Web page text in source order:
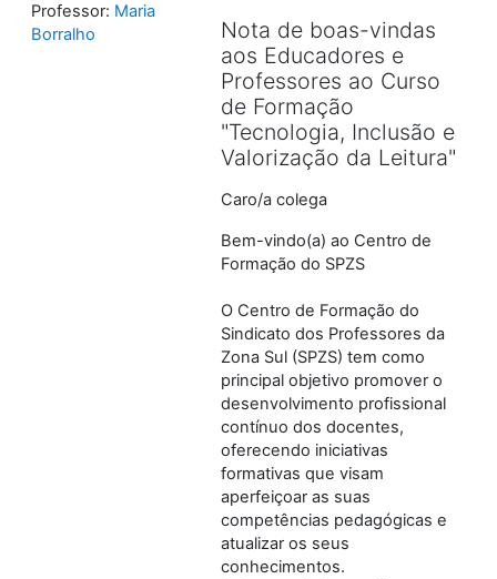
Nota de boas-vindas
aos Educadores e
Professores ao Curso
de Formação
"Tecnologia, Inclusão e
Valorização da Leitura"
Caro/a colega
Bem-vindo(a) ao Centro de
Formação do SPZS
O Centro de Formação do
Sindicato dos Professores da
Zona Sul (SPZS) tem como
principal objetivo promover o
desenvolvimento profissional
contínuo dos docentes,
oferecendo iniciativas
formativas que visam
aperfeiçoar as suas
competências pedagógicas e
atualizar os seus
conhecimentos.
Professor: Maria
Borralho